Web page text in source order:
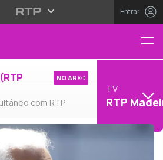
Entrar
com RTP
NO AR
TV
RTP